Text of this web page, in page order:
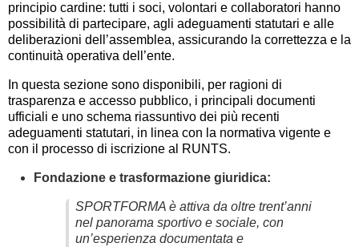
principio cardine: tutti i soci, volontari e collaboratori hanno
possibilità di partecipare, agli adeguamenti statutari e alle
deliberazioni dell’assemblea, assicurando la correttezza e la
continuità operativa dell’ente.
In questa sezione sono disponibili, per ragioni di
trasparenza e accesso pubblico, i principali documenti
ufficiali e uno schema riassuntivo dei più recenti
adeguamenti statutari, in linea con la normativa vigente e
con il processo di iscrizione al RUNTS.
Fondazione e trasformazione giuridica:
SPORTFORMA è attiva da oltre trent’anni
nel panorama sportivo e sociale, con
un’esperienza documentata e